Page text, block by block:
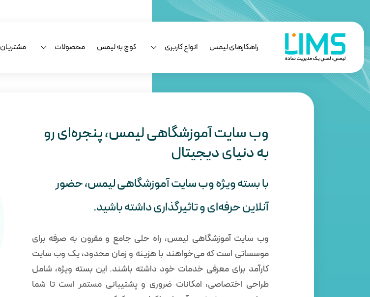
راهکارهای لیمس انواع کاربری کوچ به لیمس محصولات مشتریان
وب سایت آموزشگاهی لیمس، پنجره‌ای رو
به دنیای دیجیتال
با بسته ویژه وب سایت آموزشگاهی لیمس، حضور
آنلاین حرفه‌ای و تاثیرگذاری داشته باشید.
وب سایت آموزشگاهی لیمس، راه حلی جامع و مقرون به صرفه برای
موسساتی است که می‌خواهند با هزینه و زمان محدود، یک وب سایت
کارآمد برای معرفی خدمات خود داشته باشند. این بسته ویژه، شامل
طراحی اختصاصی، امکانات ضروری و پشتیبانی مستمر است تا شما